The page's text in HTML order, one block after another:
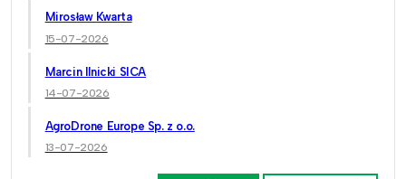
Mirosław Kwarta
15-07-2026
Marcin Ilnicki SICA
14-07-2026
AgroDrone Europe Sp. z o.o.
13-07-2026